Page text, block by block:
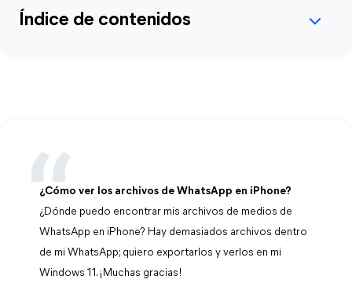
Índice de contenidos
¿Cómo ver los archivos de WhatsApp en iPhone?
¿Dónde puedo encontrar mis archivos de medios de
WhatsApp en iPhone? Hay demasiados archivos dentro
de mi WhatsApp; quiero exportarlos y verlos en mi
Windows 11. ¡Muchas gracias!